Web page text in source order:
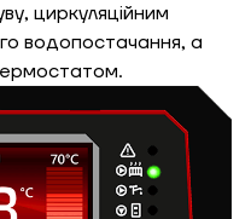
циркуляційним
водопостачання, а